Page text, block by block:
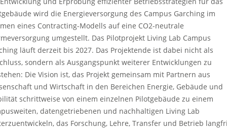
wird die Energieversorgung des Campus Garching im
eines Contracting-Modells auf eine CO2-neutrale
umgestellt. Das Pilotprojekt Living Lab Campus
läuft derzeit bis 2027. Das Projektende ist dabei nicht als
sondern als Ausgangspunkt weiterer Entwicklungen zu
Die Vision ist, das Projekt gemeinsam mit Partnern aus
und Wirtschaft in den Bereichen Energie, Gebäude und
schrittweise von einem einzelnen Pilotgebäude zu einem
datengetriebenen und nachhaltigen Living Lab
das Forschung, Lehre, Transfer und Betrieb